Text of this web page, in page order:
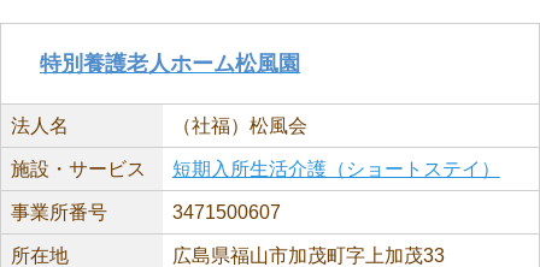
特別養護老人ホーム松風園
法人名 （社福）松風会
施設・サービス 短期入所生活介護（ショートステイ）
事業所番号 3471500607
所在地 広島県福山市加茂町字上加茂33